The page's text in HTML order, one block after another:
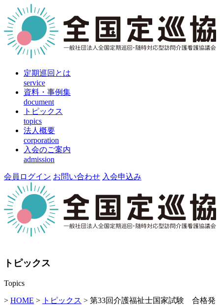
定期巡回とは
service
資料・事例集
document
トピックス
topics
法人概要
corporation
入会のご案内
admission
会員ログイン お問い合わせ 入会申込み
トピックス
Topics
> HOME > トピックス > 第33回介護福祉士国家試験 合格発